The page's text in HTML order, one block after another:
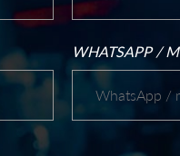
WHATSAPP /